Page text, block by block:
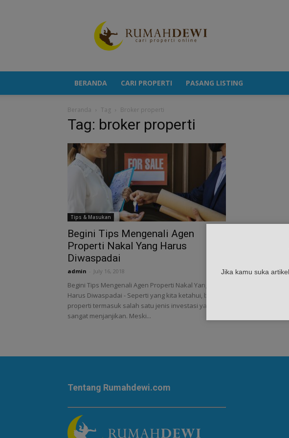
Berita
Properti
Terkini
BERANDA CARI PROPERTI PASANG LISTING
Beranda Tag Broker properti
Tag: broker properti
Tips & Masukan
Begini Tips Mengenali Agen
Properti Nakal Yang Harus
Diwaspadai
admin July 16, 2018
Begini Tips Mengenali Agen Properti Nakal Yang
Harus Diwaspadai - Seperti yang kita ketahui, bisnis
properti termasuk salah satu jenis investasi yang
sangat menjanjikan. Meski...
Tentang Rumahdewi.com
Jika kamu suka